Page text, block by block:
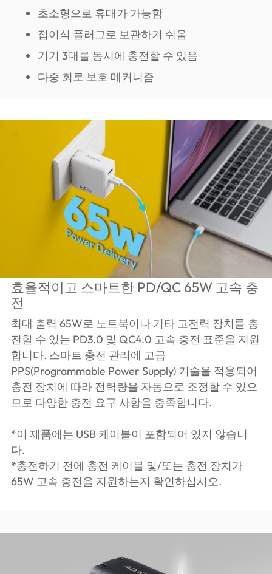
초소형으로 휴대가 가능함
접이식 플러그로 보관하기 쉬움
기기 3대를 동시에 충전할 수 있음
다중 회로 보호 메커니즘
효율적이고 스마트한 PD/QC 65W 고속 충
전
최대 출력 65W로 노트북이나 기타 고전력 장치를 충
전할 수 있는 PD3.0 및 QC4.0 고속 충전 표준을 지원
합니다. 스마트 충전 관리에 고급
PPS(Programmable Power Supply) 기술을 적용되어
충전 장치에 따라 전력량을 자동으로 조정할 수 있으
므로 다양한 충전 요구 사항을 충족합니다.
*이 제품에는 USB 케이블이 포함되어 있지 않습니
다.
*충전하기 전에 충전 케이블 및/또는 충전 장치가
65W 고속 충전을 지원하는지 확인하십시오.